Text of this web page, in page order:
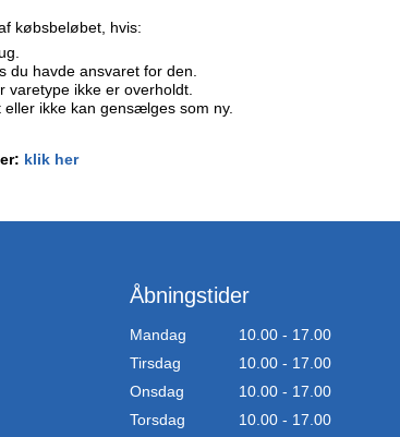
købsbeløbet, hvis:
du havde ansvaret for den.
varetype ikke er overholdt.
ikke kan gensælges som ny.
klik her
Åbningstider
Mandag
10.00 - 17.00
Tirsdag
10.00 - 17.00
Onsdag
10.00 - 17.00
Torsdag
10.00 - 17.00